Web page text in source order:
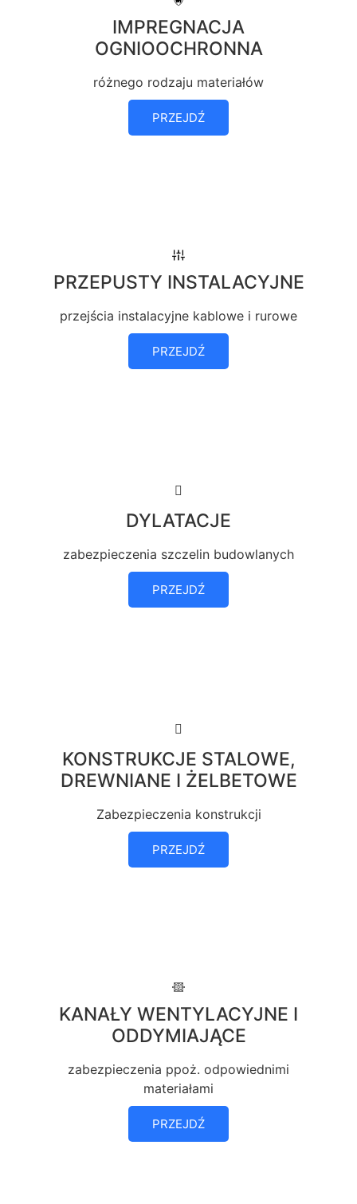
IMPREGNACJA
OGNIOOCHRONNA
różnego rodzaju materiałów
PRZEJDŹ
PRZEPUSTY INSTALACYJNE
przejścia instalacyjne kablowe i rurowe
PRZEJDŹ
DYLATACJE
zabezpieczenia szczelin budowlanych
PRZEJDŹ
KONSTRUKCJE STALOWE,
DREWNIANE I ŻELBETOWE
Zabezpieczenia konstrukcji
PRZEJDŹ
KANAŁY WENTYLACYJNE I
ODDYMIAJĄCE
zabezpieczenia ppoż. odpowiednimi
materiałami
PRZEJDŹ